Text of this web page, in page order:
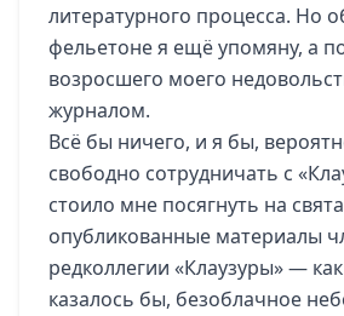
литературного процесса. Но
фельетоне я ещё упомяну, а
возросшего моего
журналом.
Всё бы ничего, и я бы,
свободно сотрудничать с
стоило мне посягнуть на
опубликованные материалы
редколлегии «Клаузуры» —
казалось бы, безоблачное